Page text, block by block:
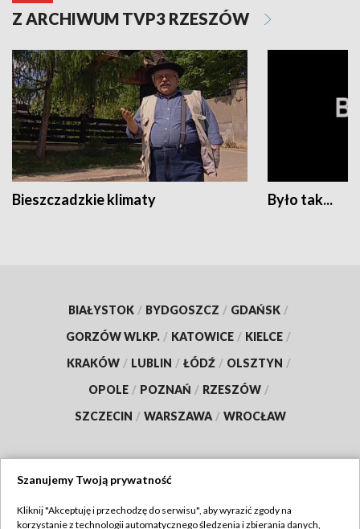
Z ARCHIWUM TVP3 RZESZÓW
Bieszczadzkie klimaty Było tak...
BIAŁYSTOK / BYDGOSZCZ / GDAŃSK /
GORZÓW WLKP. / KATOWICE / KIELCE /
KRAKÓW / LUBLIN / ŁÓDŹ / OLSZTYN /
OPOLE / POZNAŃ / RZESZÓW /
SZCZECIN / WARSZAWA / WROCŁAW
Szanujemy Twoją prywatność
Kliknij "Akceptuję i przechodzę do serwisu", aby wyrazić zgody na
korzystanie z technologii automatycznego śledzenia i zbierania danych,